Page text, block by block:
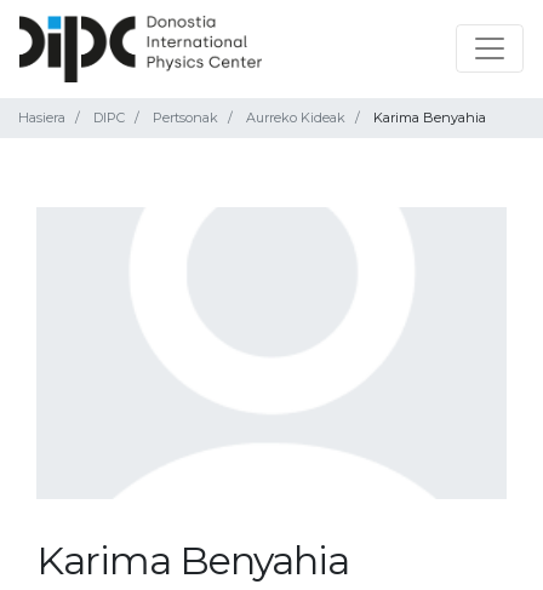
Hasiera DIPC Pertsonak Aurreko Kideak Karima Benyahia
Karima Benyahia